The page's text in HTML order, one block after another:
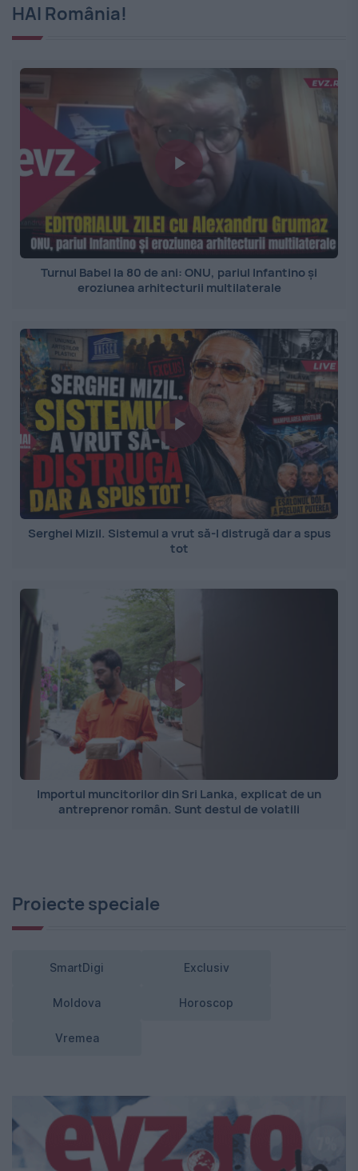
HAI România!
Turnul Babel la 80 de ani: ONU, pariul Infantino și
eroziunea arhitecturii multilaterale
Serghei Mizil. Sistemul a vrut să-l distrugă dar a spus
tot
Importul muncitorilor din Sri Lanka, explicat de un
antreprenor român. Sunt destul de volatili
Proiecte speciale
SmartDigi Exclusiv
Moldova Horoscop
Vremea